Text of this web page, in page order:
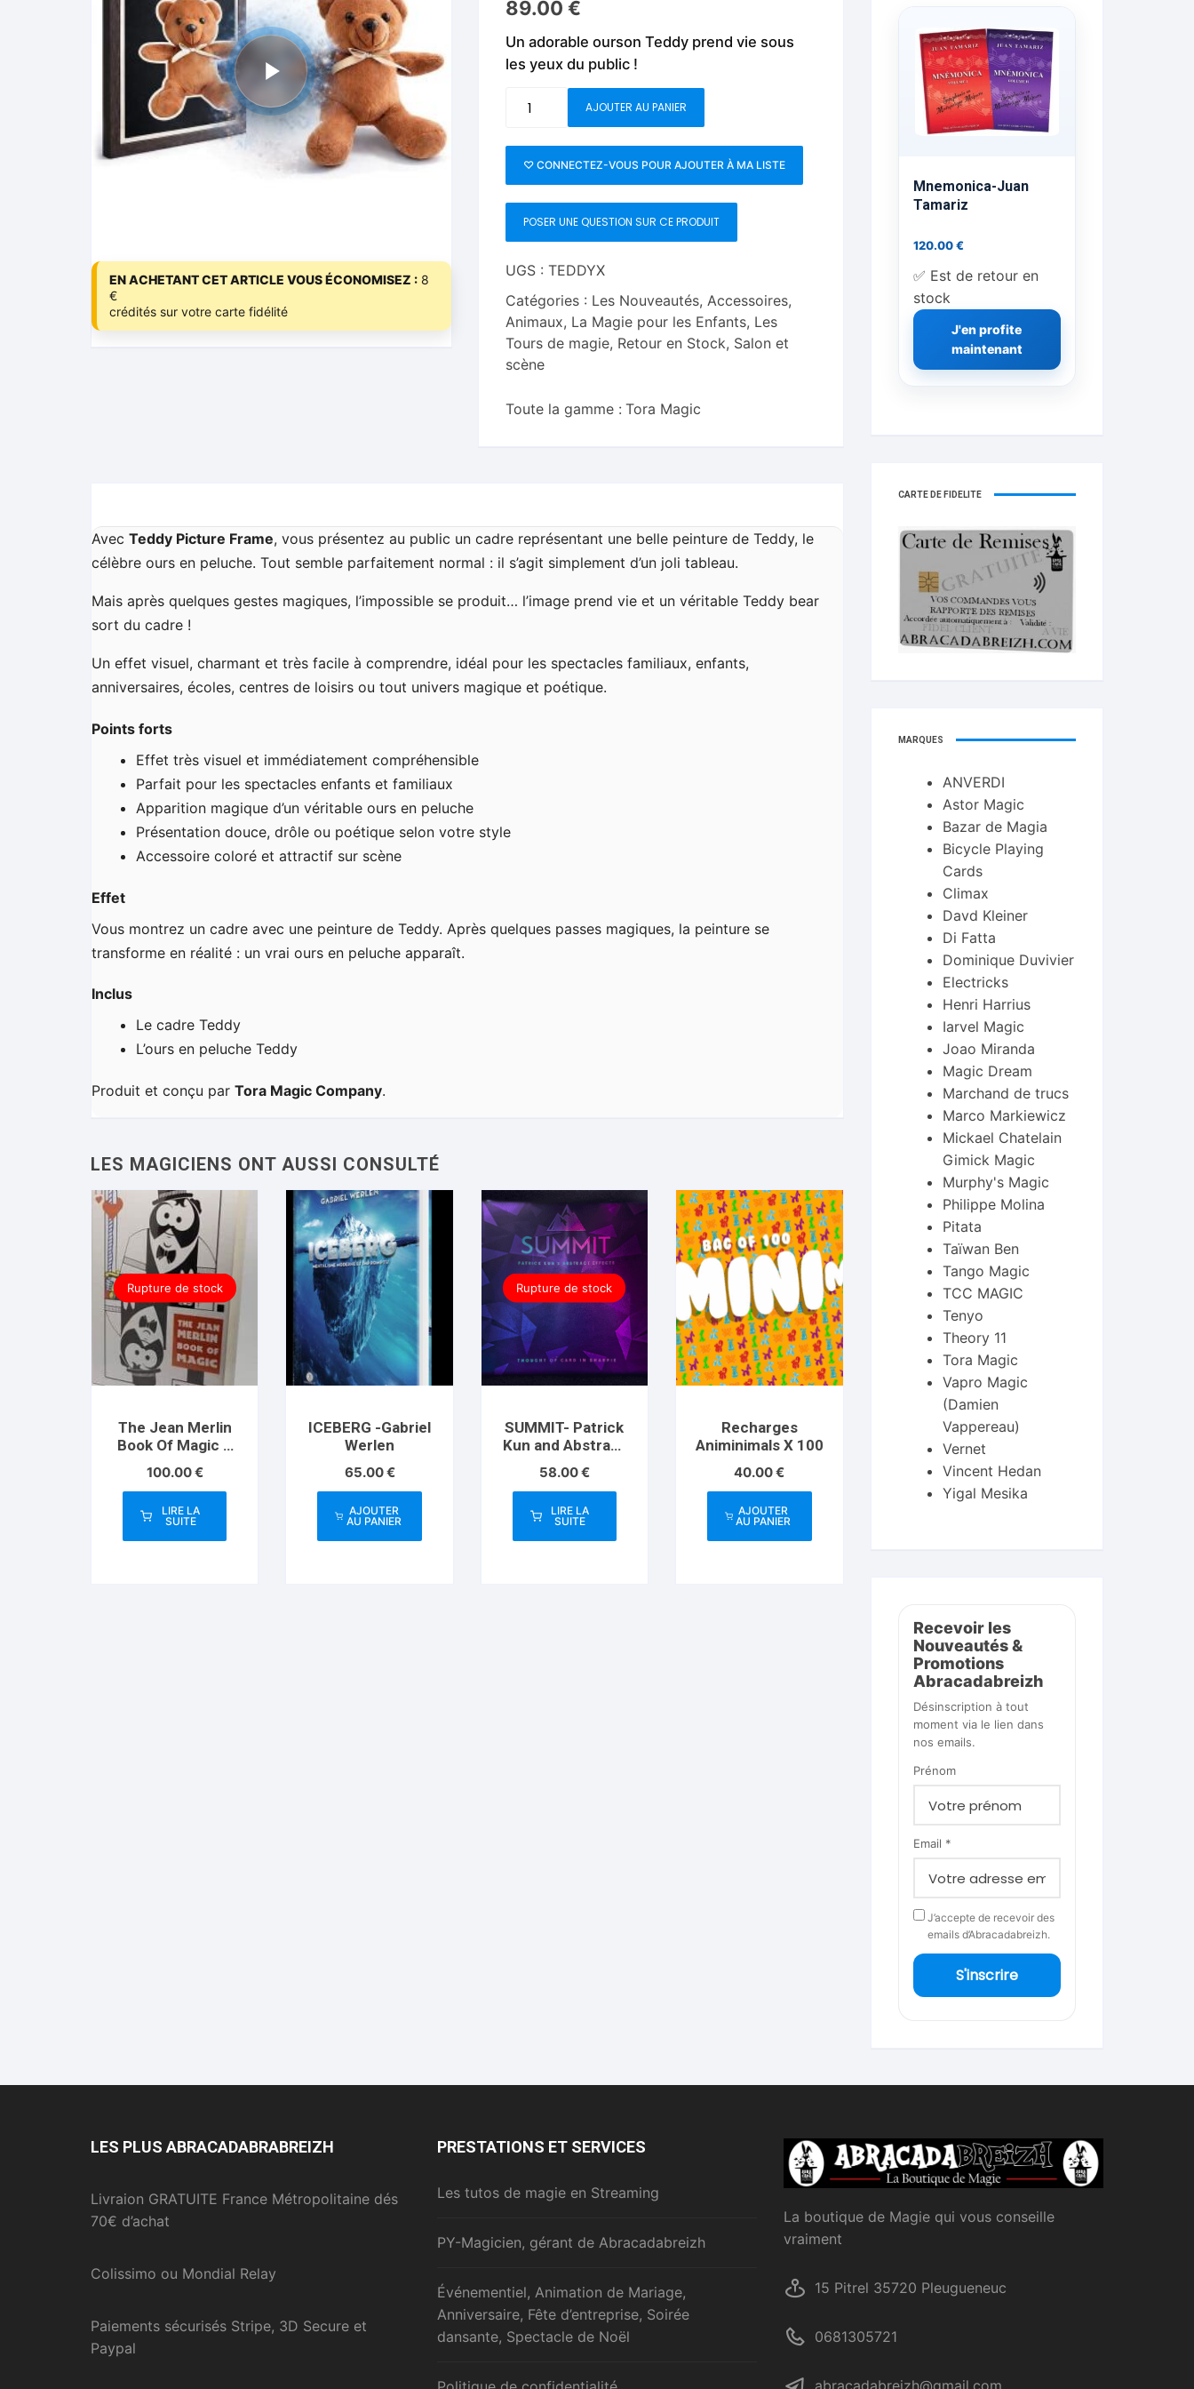
Foulards C.Up
Liquides C.Up
Mentalisme close up
Pièces-Billets
Feu
Foulards
La Magie pour les Enfants
Liquides
Pièces-Billets
Livres sur la Magie
impromptue
Livres en Anglais
EN ACHETANT CET ARTICLE VOUS ÉCONOMISEZ : 8
€
crédités sur votre carte fidélité
89.00€
Un adorable ourson Teddy prend vie sous
les yeux du public !
Picture
Frame
-
Tora
Magic
AJOUTER AU PANIER
♡ CONNECTEZ-VOUS POUR AJOUTER À MA LISTE
POSER UNE QUESTION SUR CE PRODUIT
UGS :TEDDYX
Catégories : Les Nouveautés,Accessoires,
Animaux, La Magie pour les Enfants, Les
Tours de magie, Retour en Stock, Salon et
scène
Toute la gamme : Tora Magic
Avec Teddy Picture Frame, vous présentez au public un cadre représentant une belle peinture de Teddy, le
célèbre ours en peluche. Tout semble parfaitement normal : il s’agit simplement d’un joli tableau.
Mais après quelques gestes magiques, l’impossible se produit… l’image prend vie et un véritable Teddy bear
sort du cadre !
Un effet visuel, charmant et très facile à comprendre, idéal pour les spectacles familiaux, enfants,
anniversaires, écoles, centres de loisirs ou tout univers magique et poétique.
Points forts
Effet très visuel et immédiatement compréhensible
Parfait pour les spectacles enfants et familiaux
Apparition magique d’un véritable ours en peluche
Présentation douce, drôle ou poétique selon votre style
Accessoire coloré et attractif sur scène
Effet
Vous montrez un cadre avec une peinture de Teddy. Après quelques passes magiques, la peinture se
transforme en réalité : un vrai ours en peluche apparaît.
Inclus
Le cadre Teddy
L’ours en peluche Teddy
Produit et conçu par Tora Magic Company.
Rupture de stock
The Jean Merlin
Book Of Magic –
100.00€
LIRE LA
SUITE
ICEBERG -Gabriel
Werlen
65.00€
AJOUTER
AU PANIER
Rupture de stock
SUMMIT- Patrick
Kun and Abstract
58.00€
LIRE LA
SUITE
Recharges
Animinimals X 100
40.00€
AJOUTER
AU PANIER
Mnemonica-Juan
Tamariz
120.00€
✅ Est de retour en
stock
J'en profite
maintenant
CARTE DE FIDELITÉ
MARQUES
ANVERDI
Astor Magic
Bazar de Magia
Bicycle Playing
Cards
Climax
Davd Kleiner
Di Fatta
Dominique Duvivier
Electricks
Henri Harrius
Iarvel Magic
Joao Miranda
Magic Dream
Marchand de trucs
Marco Markiewicz
Mickael Chatelain
Gimick Magic
Murphy's Magic
Philippe Molina
Pitata
Taïwan Ben
Tango Magic
TCC MAGIC
Tenyo
Theory 11
Tora Magic
Vapro Magic
(Damien
Vappereau)
Vernet
Vincent Hedan
Yigal Mesika
Recevoir les
Nouveautés &
Promotions
Abracadabreizh
Désinscription à tout
moment via le lien dans
nos emails.
Prénom
Email *
J’accepte de recevoir des
emails d’Abracadabreizh.
S'inscrire
LES PLUS ABRACADABRABREIZH
Livraion GRATUITE France Métropolitaine dés
70€ d’achat
Colissimo ou Mondial Relay
Paiements sécurisés Stripe, 3D Secure et
Paypal
PRESTATIONS ET SERVICES
Les tutos de magie en Streaming
PY-Magicien, gérant de Abracadabreizh
Événementiel, Animation de Mariage,
Anniversaire, Fête d’entreprise, Soirée
dansante, Spectacle de Noël
La boutique de Magie qui vous conseille
vraiment
15 Pitrel 35720 Pleugueneuc
0681305721